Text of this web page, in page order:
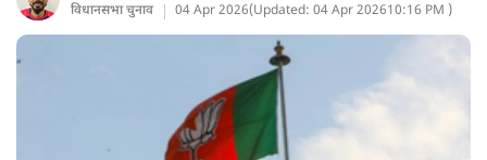
विधानसभा चुनाव 04 Apr 2026(Updated: 04 Apr 202610:16 PM )